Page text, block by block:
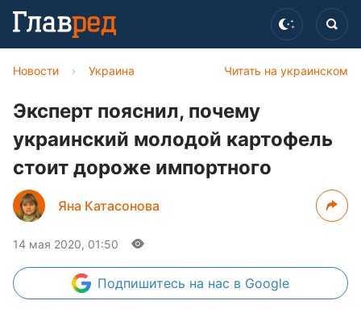
Читать на украинском
Новости › Украина
Эксперт пояснил, почему
украинский молодой картофель
стоит дороже импортного
Яна Катасонова
14 мая 2020, 01:50
Подпишитесь на нас в Google